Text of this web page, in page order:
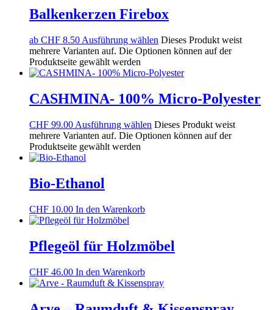
Balkenkerzen Firebox
ab CHF 8.50 Ausführung wählen Dieses Produkt weist
mehrere Varianten auf. Die Optionen können auf der
Produktseite gewählt werden
CASHMINA- 100% Micro-Polyester
CHF 99.00 Ausführung wählen Dieses Produkt weist
mehrere Varianten auf. Die Optionen können auf der
Produktseite gewählt werden
Bio-Ethanol
CHF 10.00 In den Warenkorb
Pflegeöl für Holzmöbel
CHF 46.00 In den Warenkorb